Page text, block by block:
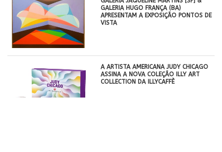
GALERIA HUGO FRANÇA (BA)
APRESENTAM A EXPOSIÇÃO PONTOS DE
VISTA
A ARTISTA AMERICANA JUDY CHICAGO
ASSINA A NOVA COLEÇÃO ILLY ART
COLLECTION DA ILLYCAFFÈ